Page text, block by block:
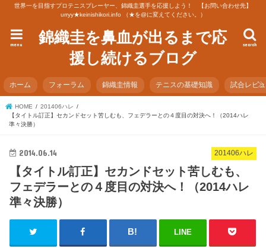
世界一を目指すプロテニスプレーヤー、錦織圭選手を応援しよう！ 【お問い合わせ先】
urryy★keinishikori.info （★を@に変えてください。）
錦織圭を鼻血が出るまで応
援し続けるブログ
search
menu
ホーム フォーラム 錦織圭情報 テニスの基礎知識 試合レビ
HOME
201406ハレ
【タイトル訂正】セカンドセット苦しむも、フェデラーとの４度目の対決へ！（2014ハレ
準々決勝）
201406ハレ
2014.06.14
【タイトル訂正】セカンドセット苦しむも、
フェデラーとの４度目の対決へ！（2014ハレ
準々決勝）
LINE